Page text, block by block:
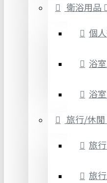
衛浴用品
個
浴
浴
旅行/休閒
旅
旅